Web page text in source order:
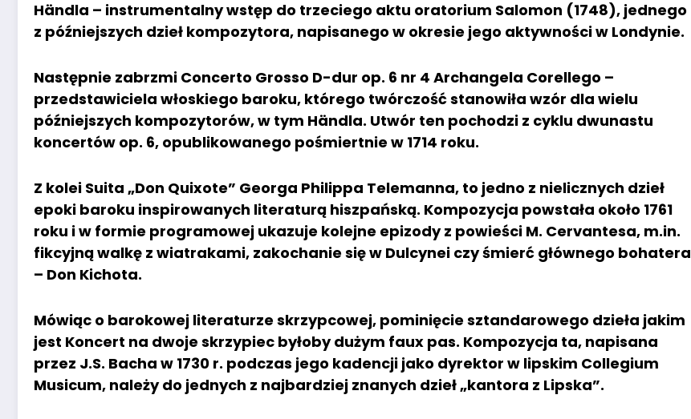
Händla – instrumentalny wstęp do trzeciego aktu oratorium Salomon (1748), jednego
z późniejszych dzieł kompozytora, napisanego w okresie jego aktywności w Londynie.
Następnie zabrzmi Concerto Grosso D-dur op. 6 nr 4 Archangela Corellego –
przedstawiciela włoskiego baroku, którego twórczość stanowiła wzór dla wielu
późniejszych kompozytorów, w tym Händla. Utwór ten pochodzi z cyklu dwunastu
koncertów op. 6, opublikowanego pośmiertnie w 1714 roku.
Z kolei Suita „Don Quixote” Georga Philippa Telemanna, to jedno z nielicznych dzieł
epoki baroku inspirowanych literaturą hiszpańską. Kompozycja powstała około 1761
roku i w formie programowej ukazuje kolejne epizody z powieści M. Cervantesa, m.in.
fikcyjną walkę z wiatrakami, zakochanie się w Dulcynei czy śmierć głównego bohatera
– Don Kichota.
Mówiąc o barokowej literaturze skrzypcowej, pominięcie sztandarowego dzieła jakim
jest Koncert na dwoje skrzypiec byłoby dużym faux pas. Kompozycja ta, napisana
przez J.S. Bacha w 1730 r. podczas jego kadencji jako dyrektor w lipskim Collegium
Musicum, należy do jednych z najbardziej znanych dzieł „kantora z Lipska”.